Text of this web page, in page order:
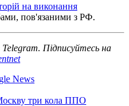
на виконання
пов'язаними з РФ.
Telegram. Підписуйтесь на
News
три кола ППО